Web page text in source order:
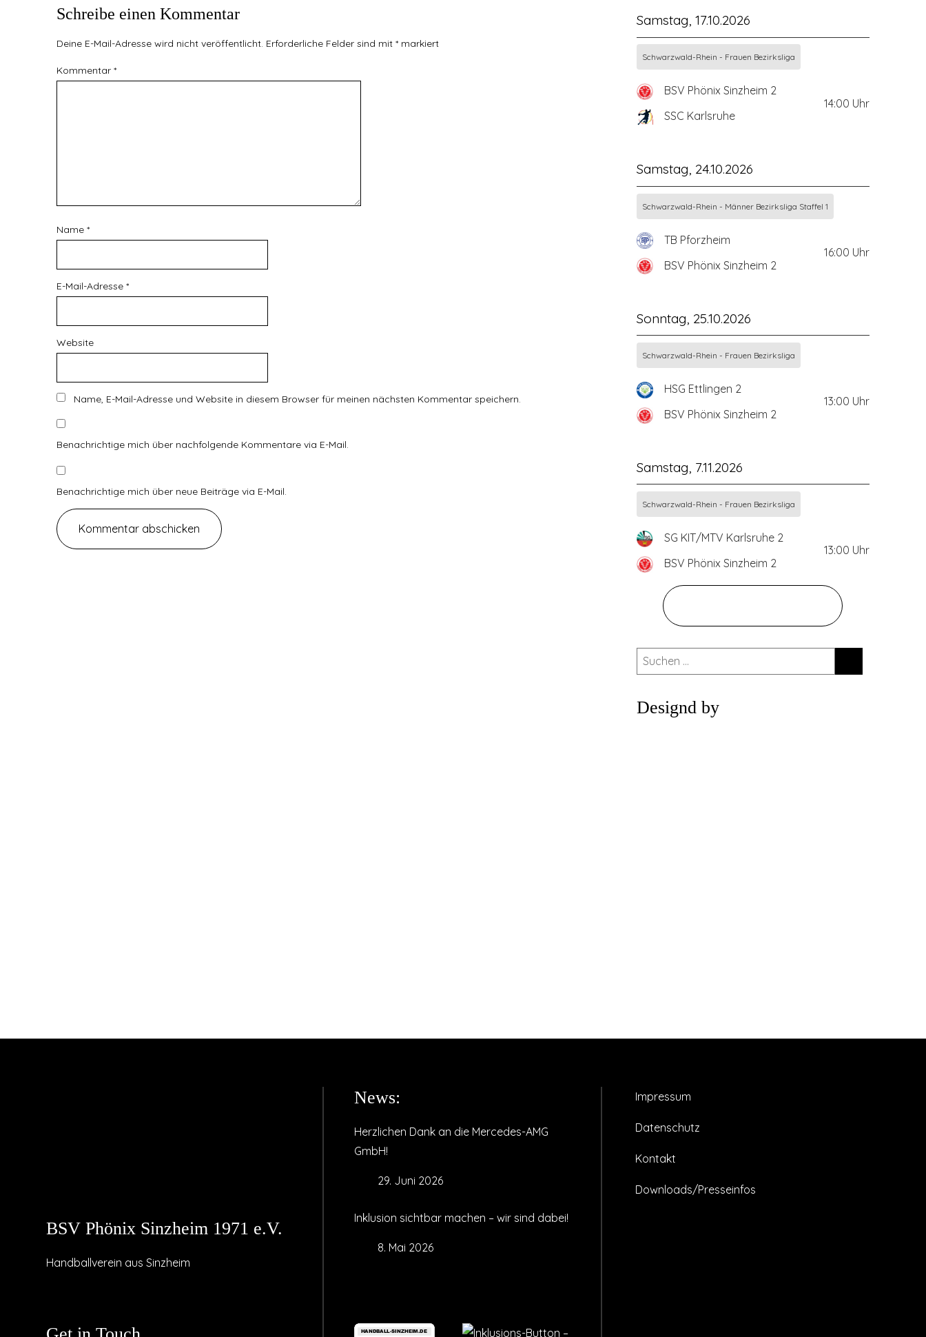
Schreibe einen Kommentar
Deine E-Mail-Adresse wird nicht veröffentlicht. Erforderliche Felder sind mit * markiert
Kommentar *
Name *
E-Mail-Adresse *
Website
Name, E-Mail-Adresse und Website in diesem Browser für meinen nächsten Kommentar speichern.
Benachrichtige mich über nachfolgende Kommentare via E-Mail.
Benachrichtige mich über neue Beiträge via E-Mail.
Samstag, 17.10.2026
Schwarzwald-Rhein - Frauen Bezirksliga
BSV Phönix Sinzheim 2
SSC Karlsruhe
14:00 Uhr
Samstag, 24.10.2026
Schwarzwald-Rhein - Männer Bezirksliga Staffel 1
TB Pforzheim
BSV Phönix Sinzheim 2
16:00 Uhr
Sonntag, 25.10.2026
Schwarzwald-Rhein - Frauen Bezirksliga
HSG Ettlingen 2
BSV Phönix Sinzheim 2
13:00 Uhr
Samstag, 7.11.2026
Schwarzwald-Rhein - Frauen Bezirksliga
SG KIT/MTV Karlsruhe 2
BSV Phönix Sinzheim 2
13:00 Uhr
Suchen
nach:
Designd by
BSV Phönix Sinzheim 1971 e.V.
Handballverein aus Sinzheim
News:
Herzlichen Dank an die Mercedes-AMG
GmbH!
29. Juni 2026
Inklusion sichtbar machen – wir sind dabei!
8. Mai 2026
Impressum
Datenschutz
Kontakt
Downloads/Presseinfos